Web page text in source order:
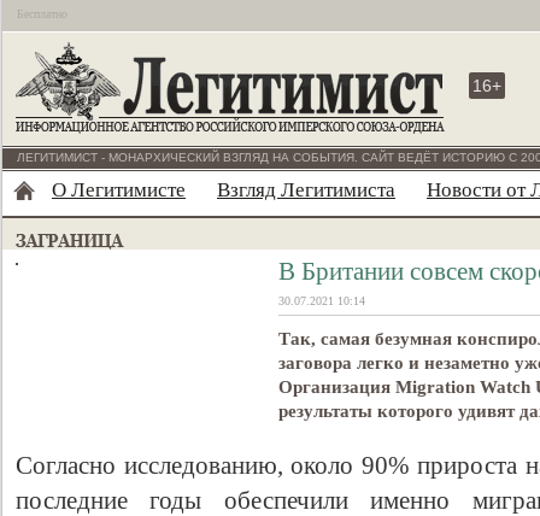
Бесплатно
16+
ЛЕГИТИМИСТ - МОНАРХИЧЕСКИЙ ВЗГЛЯД НА СОБЫТИЯ. САЙТ ВЕДЁТ ИСТОРИЮ С
О Легитимисте Взгляд Легитимиста Новости от
В Британии совсем
30.07.2021 10:14
Так, самая безумная
заговора легко и незаметно
Организация Migration Watch
результаты которого удивят
Согласно исследованию, около 90% прироста
последние годы обеспечили именно